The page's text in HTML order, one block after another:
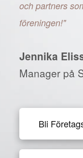
och partners
föreningen!"
Jennika
Manager på
Bli